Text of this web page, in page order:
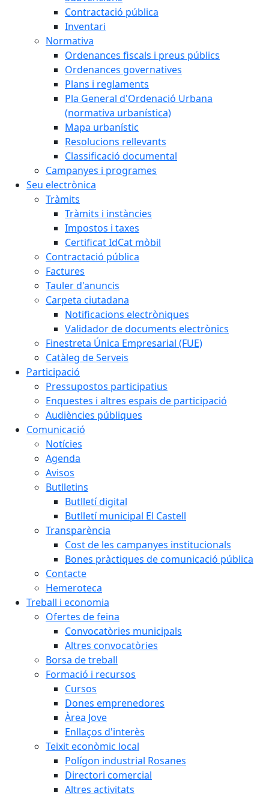
Contractació pública
Inventari
Normativa
Ordenances fiscals i preus públics
Ordenances governatives
Plans i reglaments
Pla General d'Ordenació Urbana
(normativa urbanística)
Mapa urbanístic
Resolucions rellevants
Classificació documental
Campanyes i programes
Seu electrònica
Tràmits
Tràmits i instàncies
Impostos i taxes
Certificat IdCat mòbil
Contractació pública
Factures
Tauler d'anuncis
Carpeta ciutadana
Notificacions electròniques
Validador de documents electrònics
Finestreta Única Empresarial (FUE)
Catàleg de Serveis
Participació
Pressupostos participatius
Enquestes i altres espais de participació
Audiències públiques
Comunicació
Notícies
Agenda
Avisos
Butlletins
Butlletí digital
Butlletí municipal El Castell
Transparència
Cost de les campanyes institucionals
Bones pràctiques de comunicació pública
Contacte
Hemeroteca
Treball i economia
Ofertes de feina
Convocatòries municipals
Altres convocatòries
Borsa de treball
Formació i recursos
Cursos
Dones emprenedores
Àrea Jove
Enllaços d'interès
Teixit econòmic local
Polígon industrial Rosanes
Directori comercial
Altres activitats